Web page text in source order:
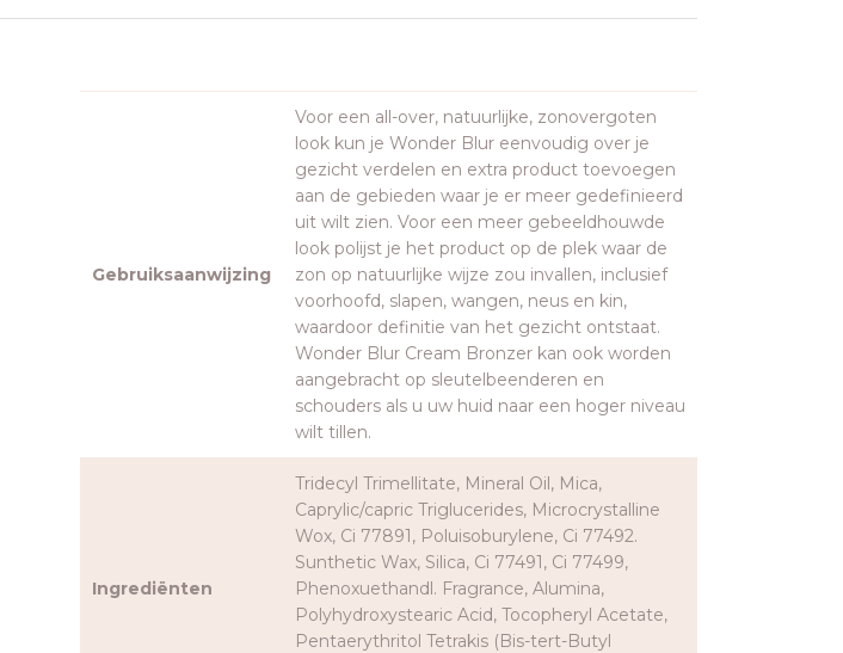
Gebruiksaanwijzing
Voor een all-over, natuurlijke, zonovergoten
look kun je Wonder Blur eenvoudig over je
gezicht verdelen en extra product toevoegen
aan de gebieden waar je er meer gedefinieerd
uit wilt zien. Voor een meer gebeeldhouwde
look polijst je het product op de plek waar de
zon op natuurlijke wijze zou invallen, inclusief
voorhoofd, slapen, wangen, neus en kin,
waardoor definitie van het gezicht ontstaat.
Wonder Blur Cream Bronzer kan ook worden
aangebracht op sleutelbeenderen en
schouders als u uw huid naar een hoger niveau
wilt tillen.
Ingrediënten
Tridecyl Trimellitate, Mineral Oil, Mica,
Caprylic/capric Triglucerides, Microcrystalline
Wox, Ci 77891, Poluisoburylene, Ci 77492.
Sunthetic Wax, Silica, Ci 77491, Ci 77499,
Phenoxuethandl. Fragrance, Alumina,
Polyhydroxystearic Acid, Tocopheryl Acetate,
Pentaerythritol Tetrakis (Bis-tert-Butyl